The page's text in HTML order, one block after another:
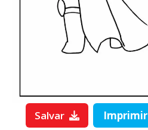
Salvar Imprimir